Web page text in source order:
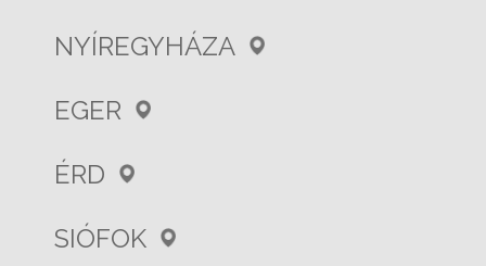
NYÍREGYHÁZA
EGER
ÉRD
SIÓFOK